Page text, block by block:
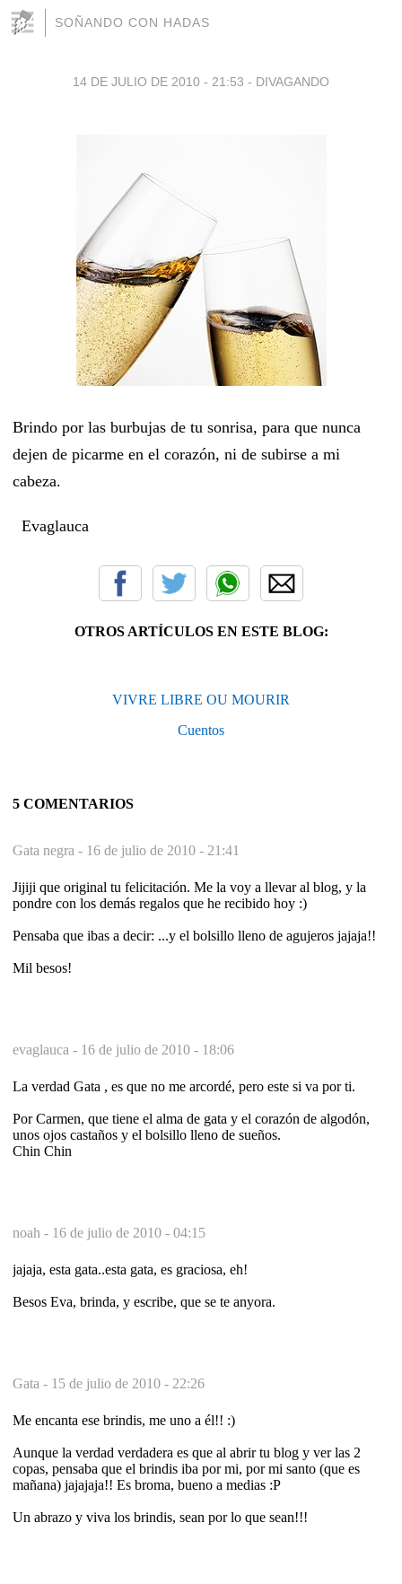
SOÑANDO CON HADAS
14 DE JULIO DE 2010 - 21:53 - DIVAGANDO
Brindo por las burbujas de tu sonrisa, para que nunca
dejen de picarme en el corazón, ni de subirse a mi
cabeza.
Evaglauca
OTROS ARTÍCULOS EN ESTE BLOG:
VIVRE LIBRE OU MOURIR
Cuentos
5 COMENTARIOS
Gata negra - 16 de julio de 2010 - 21:41
Jijiji que original tu felicitación. Me la voy a llevar al blog, y la
pondre con los demás regalos que he recibido hoy :)
Pensaba que ibas a decir: ...y el bolsillo lleno de agujeros jajaja!!
Mil besos!
evaglauca - 16 de julio de 2010 - 18:06
La verdad Gata , es que no me arcordé, pero este si va por ti.
Por Carmen, que tiene el alma de gata y el corazón de algodón,
unos ojos castaños y el bolsillo lleno de sueños.
Chin Chin
noah - 16 de julio de 2010 - 04:15
jajaja, esta gata..esta gata, es graciosa, eh!
Besos Eva, brinda, y escribe, que se te anyora.
Gata - 15 de julio de 2010 - 22:26
Me encanta ese brindis, me uno a él!! :)
Aunque la verdad verdadera es que al abrir tu blog y ver las 2
copas, pensaba que el brindis iba por mi, por mi santo (que es
mañana) jajajaja!! Es broma, bueno a medias :P
Un abrazo y viva los brindis, sean por lo que sean!!!